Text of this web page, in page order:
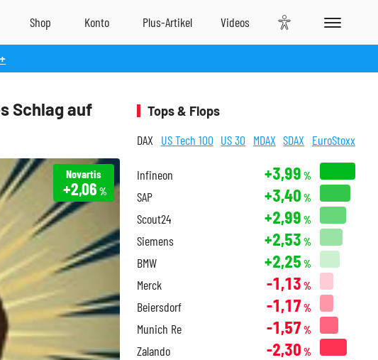
Schlag auf
Novartis
+2,06 %
Tops & Flops
DAX US Tech 100 US 30 MDAX SDAX EuroStoxx
Infineon +3,99 %
SAP +3,40 %
Scout24 +2,99 %
Siemens +2,53 %
BMW +2,25 %
Merck -1,13 %
Beiersdorf -1,17 %
Munich Re -1,57 %
Zalando -2,30 %